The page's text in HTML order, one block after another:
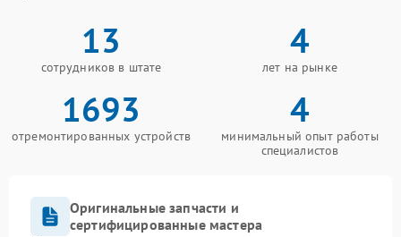
13
сотрудников в штате
4
лет на рынке
1693
отремонтированных устройств
4
минимальный опыт работы
специалистов
Оригинальные запчасти и
сертифицированные мастера